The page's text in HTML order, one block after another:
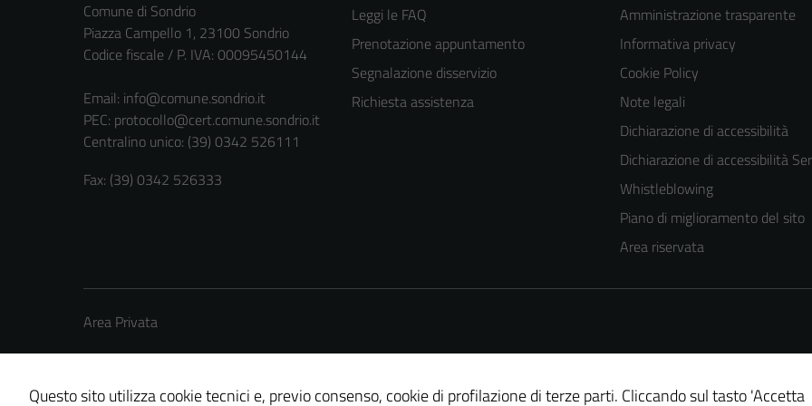
Comune di Sondrio
Piazza Campello 1, 23100 Sondrio
Codice fiscale / P. IVA: 00095450144
Email: info@comune.sondrio.it
PEC: protocollo@cert.comune.sondrio.it
Centralino unico: (39) 0342 526111
Fax: (39) 0342 526333
Leggi le FAQ
Prenotazione appuntamento
Segnalazione disservizio
Richiesta assistenza
Amministrazione trasparente
Informativa privacy
Cookie Policy
Note legali
Dichiarazione di accessibilità
Dichiarazione di accessibilità
Whistleblowing
Piano di miglioramento del sito
Area riservata
Area Privata
Questo sito utilizza cookie tecnici e, previo consenso, cookie di profilazione di terze parti. Cliccando sul tasto 'Accetta
Tecnici